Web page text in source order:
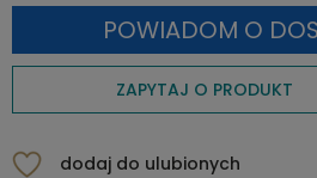
POWIADOM O
ZAPYTAJ O PRODUKT
dodaj do ulubionych